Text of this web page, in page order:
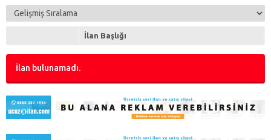
İlan Başlığı
İlan bulunamadı.